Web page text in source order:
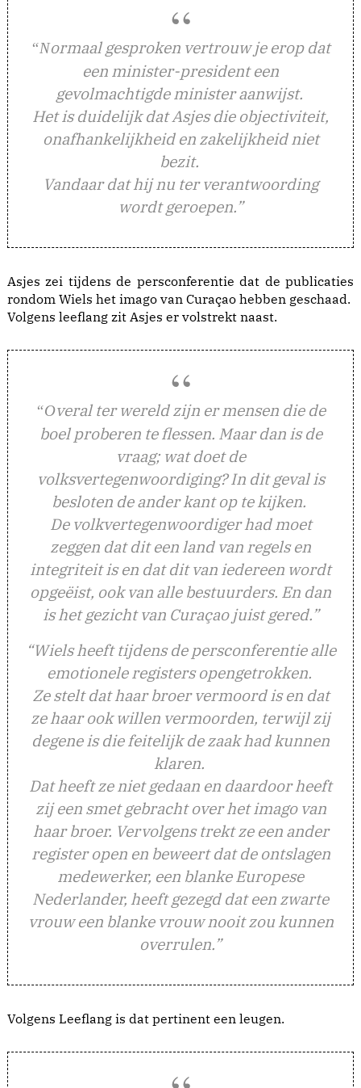
“Normaal gesproken vertrouw je erop dat
een minister-president een
gevolmachtigde minister aanwijst.
Het is duidelijk dat Asjes die objectiviteit,
onafhankelijkheid en zakelijkheid niet
bezit.
Vandaar dat hij nu ter verantwoording
wordt geroepen.”
Asjes zei tijdens de persconferentie dat de publicaties
rondom Wiels het imago van Curaçao hebben geschaad.
Volgens leeflang zit Asjes er volstrekt naast.
“Overal ter wereld zijn er mensen die de
boel proberen te flessen. Maar dan is de
vraag; wat doet de
volksvertegenwoordiging? In dit geval is
besloten de ander kant op te kijken.
De volkvertegenwoordiger had moet
zeggen dat dit een land van regels en
integriteit is en dat dit van iedereen wordt
opgeëist, ook van alle bestuurders. En dan
is het gezicht van Curaçao juist gered.”
“Wiels heeft tijdens de persconferentie alle
emotionele registers opengetrokken.
Ze stelt dat haar broer vermoord is en dat
ze haar ook willen vermoorden, terwijl zij
degene is die feitelijk de zaak had kunnen
klaren.
Dat heeft ze niet gedaan en daardoor heeft
zij een smet gebracht over het imago van
haar broer. Vervolgens trekt ze een ander
register open en beweert dat de ontslagen
medewerker, een blanke Europese
Nederlander, heeft gezegd dat een zwarte
vrouw een blanke vrouw nooit zou kunnen
overrulen.”
Volgens Leeflang is dat pertinent een leugen.